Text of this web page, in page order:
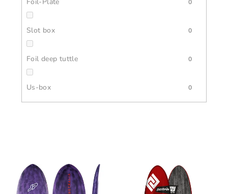
0
Slot box 0
Foil deep tuttle 0
Us-box 0